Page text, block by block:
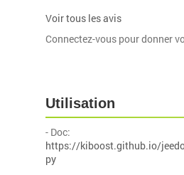
Voir tous les avis
Connectez-vous pour donner
Utilisation
- Doc:
https://kiboost.github.io/
py